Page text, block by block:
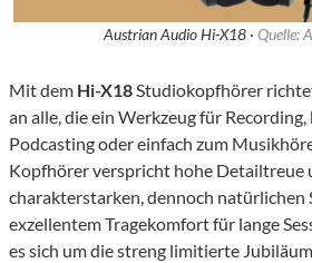
Austrian Audio Hi-X18 · Quelle:
Mit dem Hi-X18Studiokopfhörer
an alle, die ein Werkzeug für Recording,
Podcasting oder einfach zum
Kopfhörer verspricht hohe Detailtreue
charakterstarken, dennoch
exzellentem Tragekomfort für lange
es sich um die streng limitierte